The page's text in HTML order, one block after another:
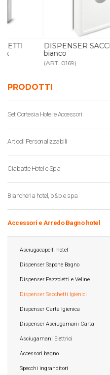
PRODOTTI
Set Cortesia Hotel e Accessori
Articoli Personalizzabili
Ciabatte Hotel e Spa
Biancheria hotel, b&b e spa
Accessori e Arredo Bagno hotel
Asciugacapelli hotel
Dispenser Sapone Bagno
Dispenser Fazzoletti e Veline
Dispenser Sacchetti Igienici
Dispenser Carta Igienica
Dispenser Asciugamani Carta
Asciugamani Elettrici
Accessori bagno
Specchi ingranditori
DISPENSER SACCHETTI abs
bianco